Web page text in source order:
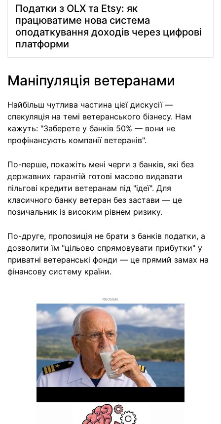
Податки з OLX та Etsy: як
працюватиме нова система
оподаткування доходів через цифрові
платформи
Маніпуляція ветеранами
Найбільш чутлива частина цієї дискусії —
спекуляція на темі ветеранського бізнесу. Нам
кажуть: "Заберете у банків 50% — вони не
профінансують компанії ветеранів".
По-перше, покажіть мені черги з банків, які без
державних гарантій готові масово видавати
пільгові кредити ветеранам під "ідеї". Для
класичного банку ветеран без застави — це
позичальник із високим рівнем ризику.
По-друге, пропозиція не брати з банків податки, а
дозволити їм "цільово спрямовувати прибутки" у
приватні ветеранські фонди — це прямий замах на
фінансову систему країни.
РЕКЛАМА